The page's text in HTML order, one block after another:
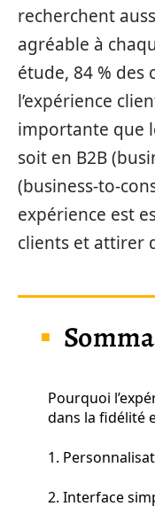
recherchent
agréable à
étude, 84 %
l’expérience
importante que
soit en B2B
(business-to-
expérience est
clients et attirer
Pourquoi
dans la fidélité
1.
2. Interface